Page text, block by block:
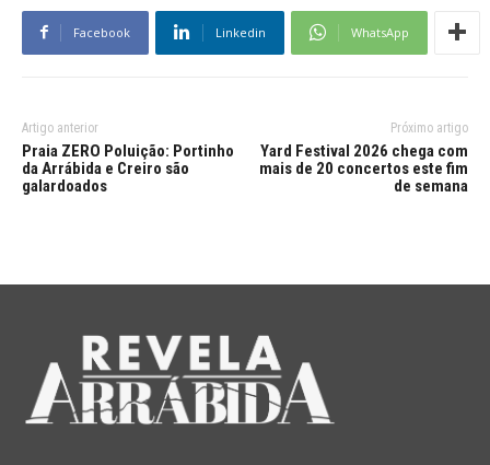
Facebook Linkedin WhatsApp
Artigo anterior
Praia ZERO Poluição: Portinho
da Arrábida e Creiro são
galardoados
Próximo artigo
Yard Festival 2026 chega com
mais de 20 concertos este fim
de semana